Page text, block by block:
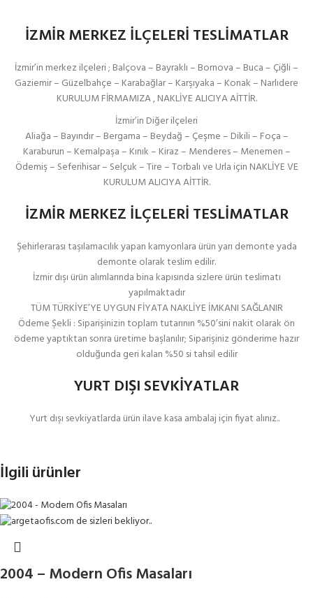
İZMİR MERKEZ İLÇELERİ TESLİMATLAR
İzmir’in merkez ilçeleri ; Balçova – Bayraklı – Bornova – Buca – Çiğli –
Gaziemir – Güzelbahçe – Karabağlar – Karşıyaka – Konak – Narlıdere
KURULUM FİRMAMIZA , NAKLİYE ALICIYA AİTTİR.
İzmir’in Diğer ilçeleri
Aliağa – Bayındır – Bergama – Beydağ – Çeşme – Dikili – Foça –
Karaburun – Kemalpaşa – Kınık – Kiraz – Menderes – Menemen –
Ödemiş – Seferihisar – Selçuk – Tire – Torbalı ve Urla için NAKLİYE VE
KURULUM ALICIYA AİTTİR.
İZMİR MERKEZ İLÇELERİ TESLİMATLAR
Şehirlerarası taşılamacılık yapan kamyonlara ürün yarı demonte yada
demonte olarak teslim edilir.
İzmir dışı ürün alımlarında bina kapısında sizlere ürün teslimatı
yapılmaktadır
TÜM TÜRKİYE’YE UYGUN FİYATA NAKLİYE İMKANI SAĞLANIR
Ödeme Şekli : Siparişinizin toplam tutarının %50’sini nakit olarak ön
ödeme yaptıktan sonra üretime başlanılır; Siparişiniz gönderime hazır
olduğunda geri kalan %50 si tahsil edilir
YURT DIŞI SEVKİYATLAR
Yurt dışı sevkiyatlarda ürün ilave kasa ambalaj için fiyat alınız..
İlgili ürünler
2004 – Modern Ofis Masaları